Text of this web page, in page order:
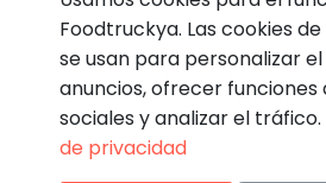
© Foodtruckya
Foodtruckya. Las cookies
se usan para personalizar
anuncios, ofrecer funciones
sociales y analizar el tráfico.
de privacidad